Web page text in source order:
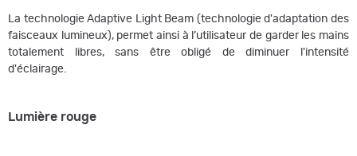
La technologie Adaptive Light Beam (technologie d'adaptation des
faisceaux lumineux), permet ainsi à l’utilisateur de garder les mains
totalement libres, sans être obligé de diminuer l'intensité
d'éclairage.
Lumière rouge